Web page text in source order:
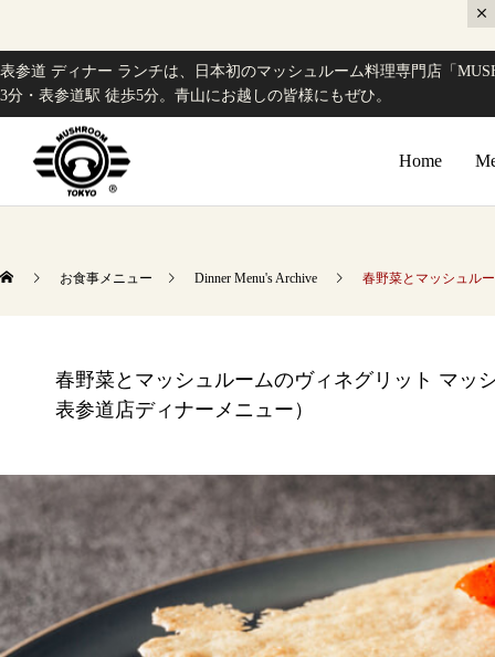
表参道 ディナー ランチは、日本初のマッシュルーム料理専門店「
3分・表参道駅 徒歩5分。青山にお越しの皆様にもぜひ。
Home
お食事メニュー Dinner Menu's Archive 春野菜とマッシュル
春野菜とマッシュルームのヴィネグリット マッ
表参道店ディナーメニュー）